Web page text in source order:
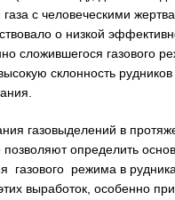
с человеческими
о низкой
сложившегося газового
склонность рудников
газовыделений в
позволяют определить
газового режима в
выработок, особенно